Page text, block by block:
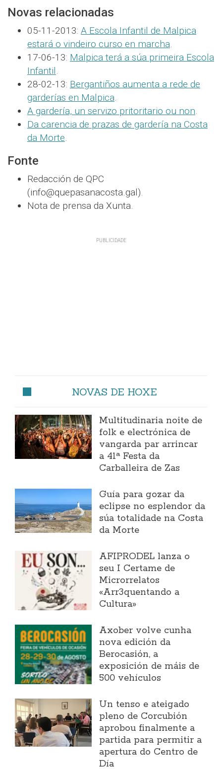
Novas relacionadas
05-11-2013: A Escola Infantil de Malpica
estará o vindeiro curso en marcha.
17-06-13: Malpica terá a súa primeira Escola
Infantil.
28-02-13: Bergantiños aumenta a rede de
garderías en Malpica.
A gardería, un servizo pritoritario ou non.
Da carencia de prazas de gardería na Costa
da Morte.
Fonte
Redacción de QPC
(info@quepasanacosta.gal).
Nota de prensa da Xunta.
NOVAS DE HOXE
Multitudinaria noite de
folk e electrónica de
vangarda par arrincar
a 41ª Festa da
Carballeira de Zas
Guía para gozar da
eclipse no esplendor da
súa totalidade na Costa
da Morte
AFIPRODEL lanza o
seu I Certame de
Microrrelatos
«Arr3quentando a
Cultura»
Axober volve cunha
nova edición da
Berocasión, a
exposición de máis de
500 vehículos
Un tenso e ateigado
pleno de Corcubión
aprobou finalmente a
partida para permitir a
apertura do Centro de
Día